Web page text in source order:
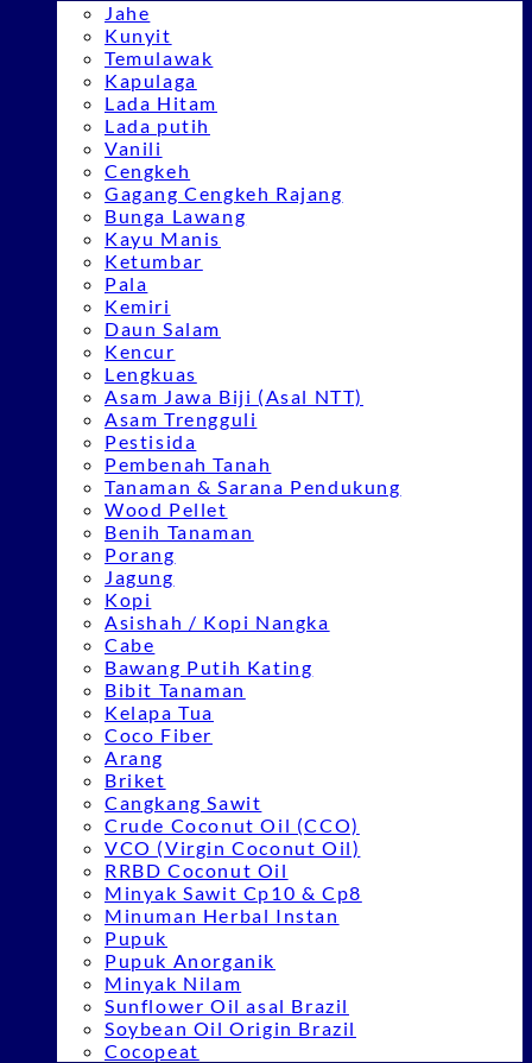
Jahe
Kunyit
Temulawak
Kapulaga
Lada Hitam
Lada putih
Vanili
Cengkeh
Gagang Cengkeh Rajang
Bunga Lawang
Kayu Manis
Ketumbar
Pala
Kemiri
Daun Salam
Kencur
Lengkuas
Asam Jawa Biji (Asal NTT)
Asam Trengguli
Pestisida
Pembenah Tanah
Tanaman & Sarana Pendukung
Wood Pellet
Benih Tanaman
Porang
Jagung
Kopi
Asishah / Kopi Nangka
Cabe
Bawang Putih Kating
Bibit Tanaman
Kelapa Tua
Coco Fiber
Arang
Briket
Cangkang Sawit
Crude Coconut Oil (CCO)
VCO (Virgin Coconut Oil)
RRBD Coconut Oil
Minyak Sawit Cp10 & Cp8
Minuman Herbal Instan
Pupuk
Pupuk Anorganik
Minyak Nilam
Sunflower Oil asal Brazil
Soybean Oil Origin Brazil
Cocopeat